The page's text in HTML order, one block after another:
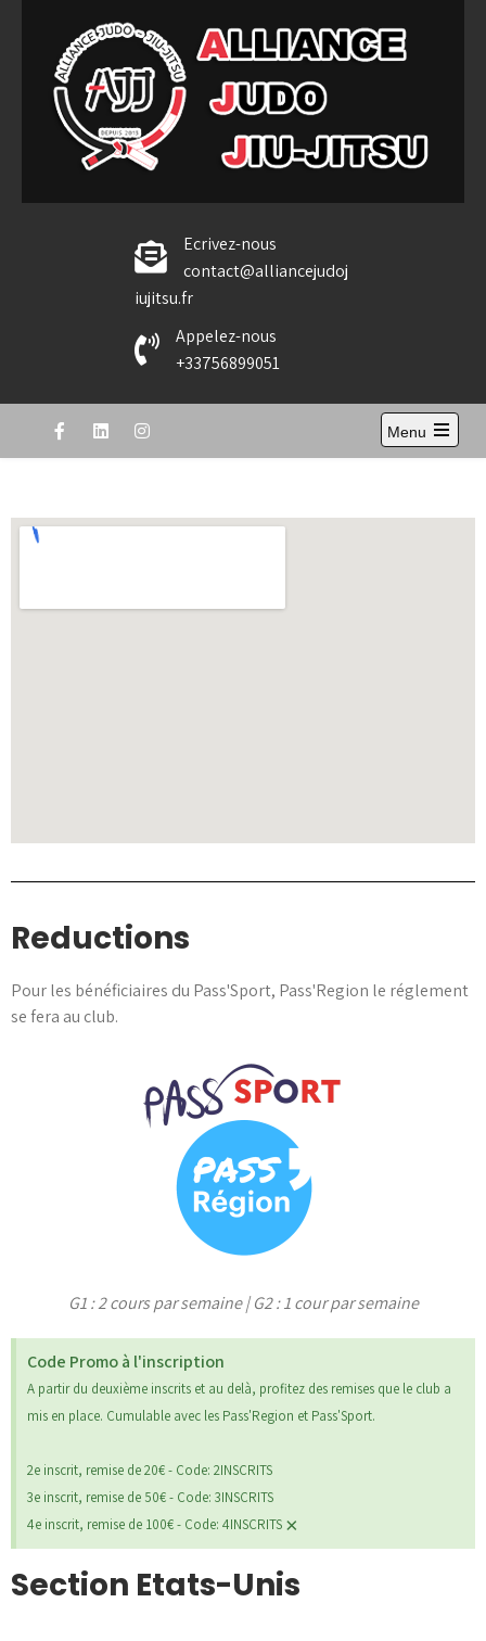
Alliance Judo Jiu-jitsu
Ecrivez-nous
contact@alliancejudoj
iujitsu.fr
Appelez-nous
+33756899051
Menu
Reductions
Pour les bénéficiaires du Pass'Sport, Pass'Region le réglement
se fera au club.​
G1 : 2 cours par semaine | G2 : 1 cour par semaine
Code Promo à l'inscription
A partir du deuxième inscrits et au delà, profitez des remises que le club a
mis en place. Cumulable avec les Pass'Region et Pass'Sport.
2e inscrit, remise de 20€ - Code: 2INSCRITS
3e inscrit, remise de 50€ - Code: 3INSCRITS
4e inscrit, remise de 100€ - Code: 4INSCRITS ×
Section Etats-Unis